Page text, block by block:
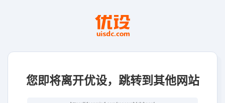
您即将离开优设，跳转到其他网站